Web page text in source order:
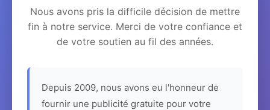
Nous avons pris la difficile décision de mettre
fin à notre service. Merci de votre confiance et
de votre soutien au fil des années.
Depuis 2009, nous avons eu l'honneur de
fournir une publicité gratuite pour votre